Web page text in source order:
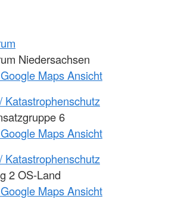
Niedersachsen
Maps Ansicht
Katastrophenschutz
6
Maps Ansicht
Katastrophenschutz
2 OS-Land
Maps Ansicht